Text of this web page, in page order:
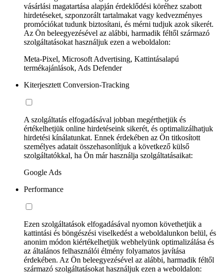
vásárlási magatartása alapján érdeklődési köréhez szabott
hirdetéseket, szponzorált tartalmakat vagy kedvezményes
promóciókat tudunk biztosítani, és mérni tudjuk azok sikerét.
Az Ön beleegyezésével az alábbi, harmadik féltől származó
szolgáltatásokat használjuk ezen a weboldalon:
Meta-Pixel, Microsoft Advertising, Kattintásalapú
termékajánlások, Ads Defender
Kiterjesztett Conversion-Tracking
A szolgáltatás elfogadásával jobban megérthetjük és
értékelhetjük online hirdetéseink sikerét, és optimalizálhatjuk
hirdetési kínálatunkat. Ennek érdekében az Ön titkosított
személyes adatait összehasonlítjuk a következő külső
szolgáltatókkal, ha Ön már használja szolgáltatásaikat:
Google Ads
Performance
Ezen szolgáltatások elfogadásával nyomon követhetjük a
kattintási és böngészési viselkedést a weboldalunkon belül, és
anonim módon kiértékelhetjük webhelyünk optimalizálása és
az általános felhasználói élmény folyamatos javítása
érdekében. Az Ön beleegyezésével az alábbi, harmadik féltől
származó szolgáltatásokat használjuk ezen a weboldalon: